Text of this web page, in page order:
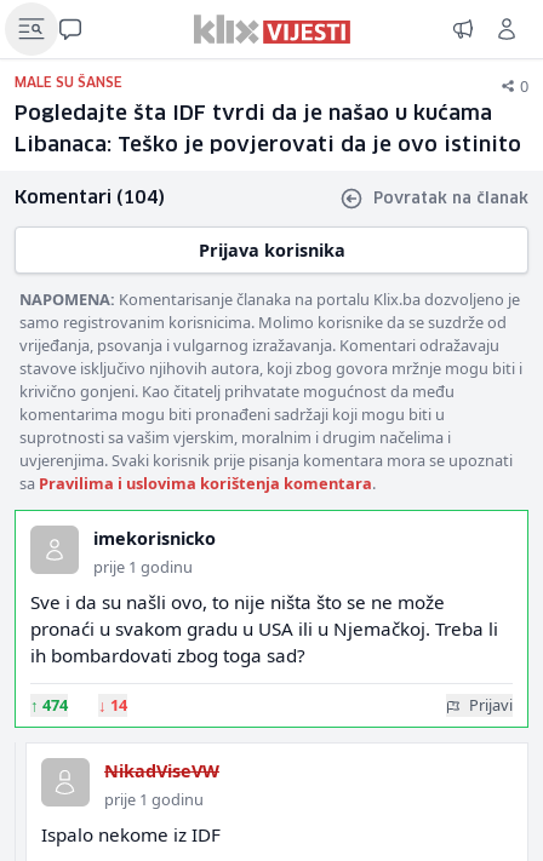
MALE SU ŠANSE 0
Pogledajte šta IDF tvrdi da je našao u kućama
Libanaca: Teško je povjerovati da je ovo istinito
Komentari (104) Povratak na članak
Prijava korisnika
NAPOMENA: Komentarisanje članaka na portalu Klix.ba dozvoljeno je
samo registrovanim korisnicima. Molimo korisnike da se suzdrže od
vrijeđanja, psovanja i vulgarnog izražavanja. Komentari odražavaju
stavove isključivo njihovih autora, koji zbog govora mržnje mogu biti i
krivično gonjeni. Kao čitatelj prihvatate mogućnost da među
komentarima mogu biti pronađeni sadržaji koji mogu biti u
suprotnosti sa vašim vjerskim, moralnim i drugim načelima i
uvjerenjima. Svaki korisnik prije pisanja komentara mora se upoznati
sa Pravilima i uslovima korištenja komentara.
imekorisnicko
prije 1 godinu
Sve i da su našli ovo, to nije ništa što se ne može
pronaći u svakom gradu u USA ili u Njemačkoj. Treba li
ih bombardovati zbog toga sad?
↑ 474 ↓ 14 Prijavi
NikadViseVW
prije 1 godinu
Ispalo nekome iz IDF